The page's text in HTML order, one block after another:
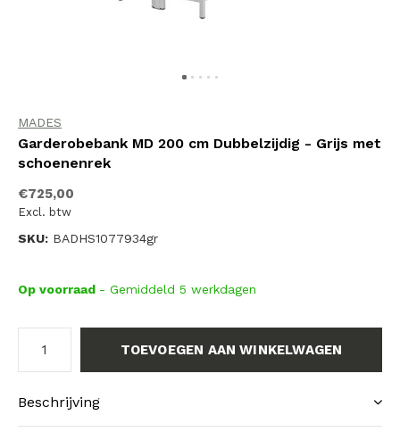
MADES
Garderobebank MD 200 cm Dubbelzijdig - Grijs met
schoenenrek
€725,00
Excl. btw
SKU: BADHS1077934gr
Op voorraad - Gemiddeld 5 werkdagen
TOEVOEGEN AAN WINKELWAGEN
Beschrijving